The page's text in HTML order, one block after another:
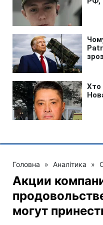
Головна » Аналітика »
Акции
могут